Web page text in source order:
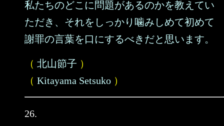
私たちのどこに問題があるのかを教えてい
ただき、それをしっかり噛みしめて初めて
謝罪の言葉を口にするべきだと思います。
（ 北山節子 ）
（ Kitayama Setsuko ）
26.